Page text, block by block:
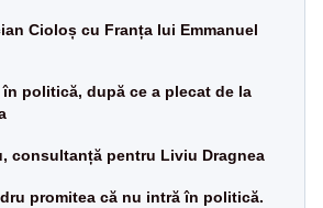
Cioloș cu Franța lui Emmanuel
politică, după ce a plecat de la
consultanță pentru Liviu Dragnea
promitea că nu intră în politică.